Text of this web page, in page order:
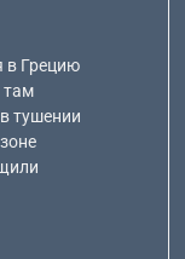
в Грецию
там
тушении